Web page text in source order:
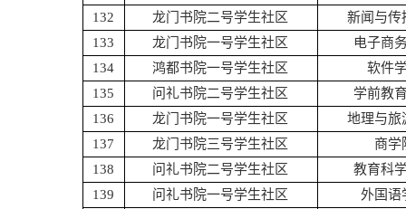
132
龙门书院二号学生社区
新闻与传
133
龙门书院一号学生社区
电子商
134
鸿都书院一号学生社区
软件
135
问礼书院二号学生社区
学前教
136
龙门书院一号学生社区
地理与旅
137
龙门书院三号学生社区
商学
138
问礼书院二号学生社区
教育科
139
问礼书院一号学生社区
外国语